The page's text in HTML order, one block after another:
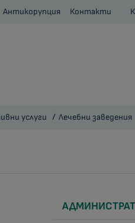
Антикорупция Контакти
услуги Лечебни заведения